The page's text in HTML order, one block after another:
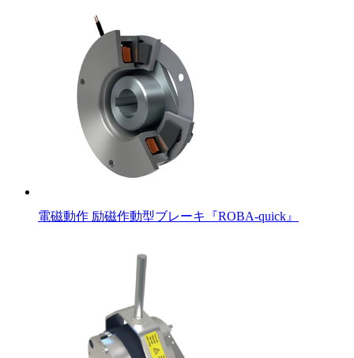
電磁動作 励磁作動型ブレーキ『ROBA-quick』